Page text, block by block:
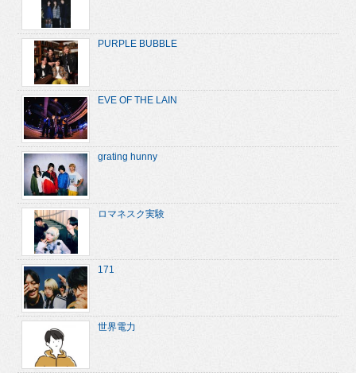
PURPLE BUBBLE
EVE OF THE LAIN
grating hunny
ロマネスク実験
171
世界電力